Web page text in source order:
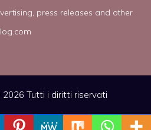
press releases and other
Tutti i diritti riservati